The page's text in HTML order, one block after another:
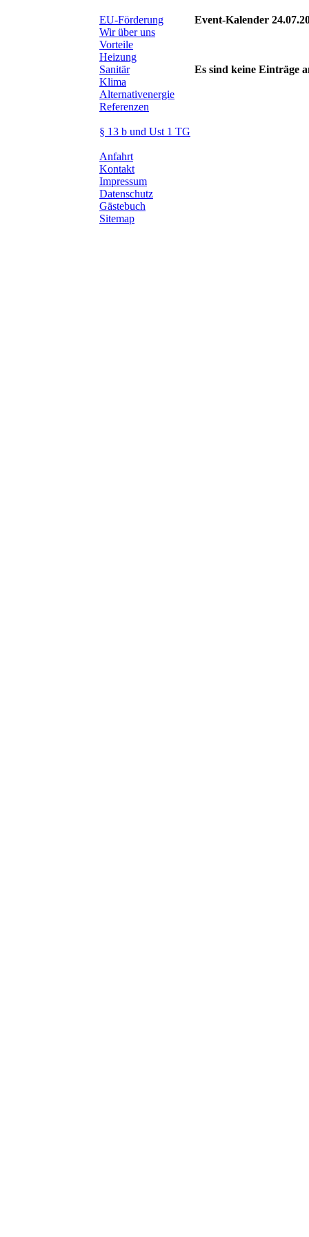
EU-Förderung
Wir über uns
Vorteile
Heizung
Sanitär
Klima
Alternativenergie
Referenzen
§ 13 b und Ust 1 TG
Anfahrt
Kontakt
Impressum
Datenschutz
Gästebuch
Sitemap
Event-Kalender
Es sind keine Einträge